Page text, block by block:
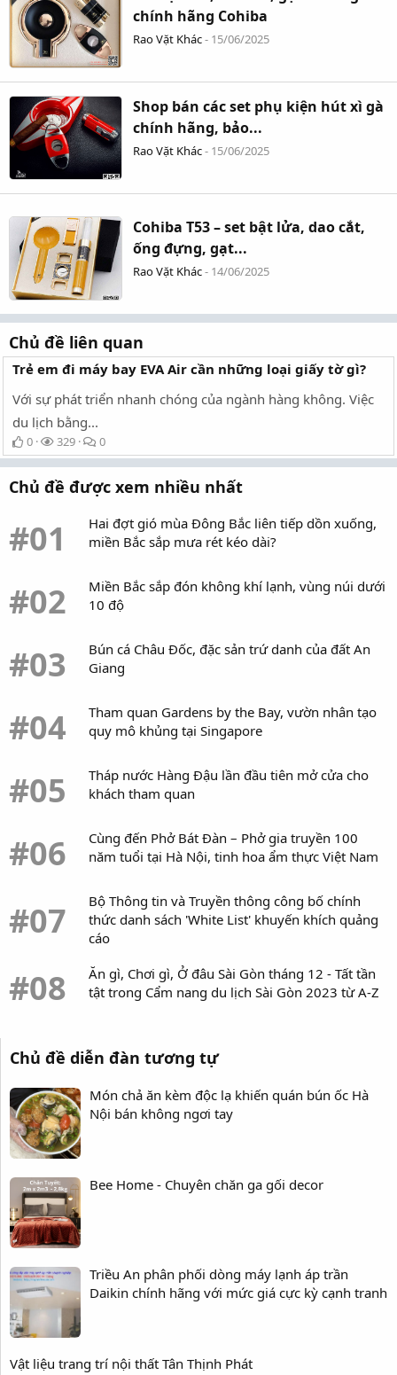
chính hãng Cohiba
Rao Vặt Khác- 15/06/2025
Shop bán các set phụ kiện hút xì gà
chính hãng, bảo...
Rao Vặt Khác- 15/06/2025
Cohiba T53 – set bật lửa, dao cắt,
ống đựng, gạt...
Rao Vặt Khác- 14/06/2025
Chủ đề liên quan
Trẻ em đi máy bay EVA Air cần những loại giấy tờ gì?
Với sự phát triển nhanh chóng của ngành hàng không. Việc
du lịch bằng...
0 329 0
Chủ đề được xem nhiều nhất
#01
Hai đợt gió mùa Đông Bắc liên tiếp dồn xuống,
miền Bắc sắp mưa rét kéo dài?
#02
Miền Bắc sắp đón không khí lạnh, vùng núi dưới
10 độ
#03
Bún cá Châu Đốc, đặc sản trứ danh của đất An
Giang
#04
Tham quan Gardens by the Bay, vườn nhân tạo
quy mô khủng tại Singapore
#05
Tháp nước Hàng Đậu lần đầu tiên mở cửa cho
khách tham quan
#06
Cùng đến Phở Bát Đàn – Phở gia truyền 100
năm tuổi tại Hà Nội, tinh hoa ẩm thực Việt Nam
#07
Bộ Thông tin và Truyền thông công bố chính
thức danh sách 'White List' khuyến khích quảng
cáo
#08
Ăn gì, Chơi gì, Ở đâu Sài Gòn tháng 12 - Tất tần
tật trong Cẩm nang du lịch Sài Gòn 2023 từ A-Z
Chủ đề diễn đàn tương tự
Món chả ăn kèm độc lạ khiến quán bún ốc Hà
Nội bán không ngơi tay
Bee Home - Chuyên chăn ga gối decor
Triều An phân phối dòng máy lạnh áp trần
Daikin chính hãng với mức giá cực kỳ cạnh tranh
Vật liệu trang trí nội thất Tân Thịnh Phát